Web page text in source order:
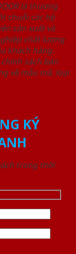
là thương
chuỗi các hệ
sản xuất và
chất lượng
khách hàng.
sách bán
về mẫu mã, loại
KÝ
trong thời